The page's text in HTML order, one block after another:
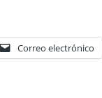
Correo electrónico